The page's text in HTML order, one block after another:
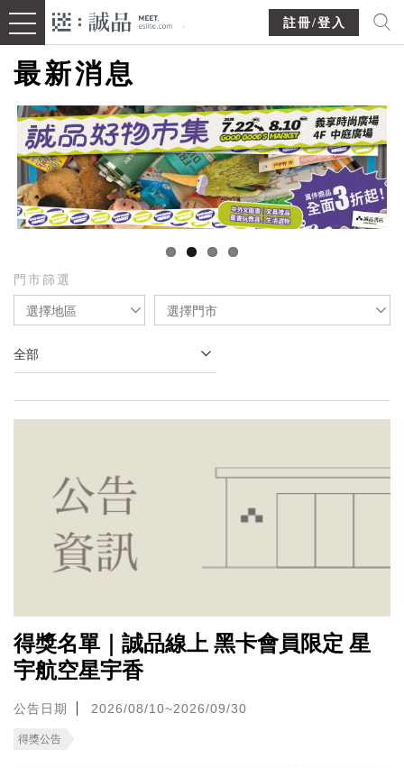
註冊/登入
最新消息
門市篩選
選擇地區 選擇門市
全部
得獎名單｜誠品線上 黑卡會員限定 星
宇航空星宇香
公告日期 2026/08/10~2026/09/30
得獎公告